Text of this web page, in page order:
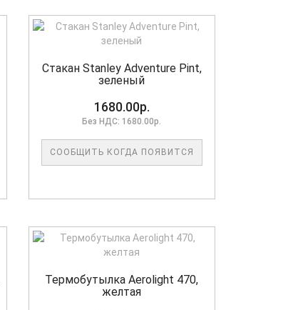
Стакан Stanley Adventure Pint,
зеленый
1680.00р.
Без НДС: 1680.00р.
СООБЩИТЬ КОГДА ПОЯВИТСЯ
Термобутылка Aerolight 470,
желтая